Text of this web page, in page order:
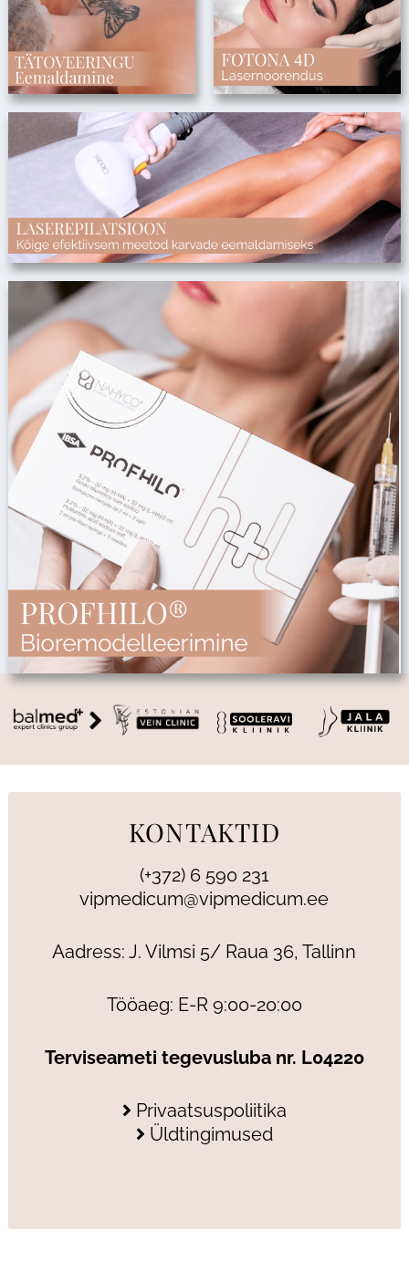
KONTAKTID
(+372) 6 590 231
vipmedicum@vipmedicum.ee
Aadress: J. Vilmsi 5/ Raua 36, Tallinn
Tööaeg: E-R 9:00-20:00
Terviseameti tegevusluba nr. L04220
Privaatsuspoliitika
Üldtingimused